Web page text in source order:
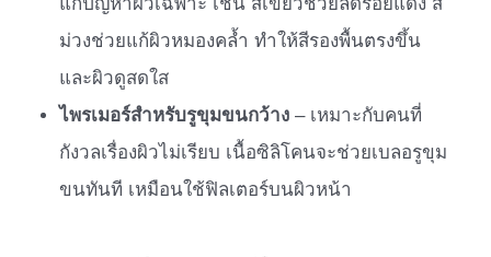
ม่วงช่วยแก้ผิวหมองคล้ำ ทำให้สีรองพื้นตรงขึ้น
และผิวดูสดใส
ไพรเมอร์สำหรับรูขุมขนกว้าง – เหมาะกับคนที่
กังวลเรื่องผิวไม่เรียบ เนื้อซิลิโคนจะช่วยเบลอรูขุม
ขนทันที เหมือนใช้ฟิลเตอร์บนผิวหน้า